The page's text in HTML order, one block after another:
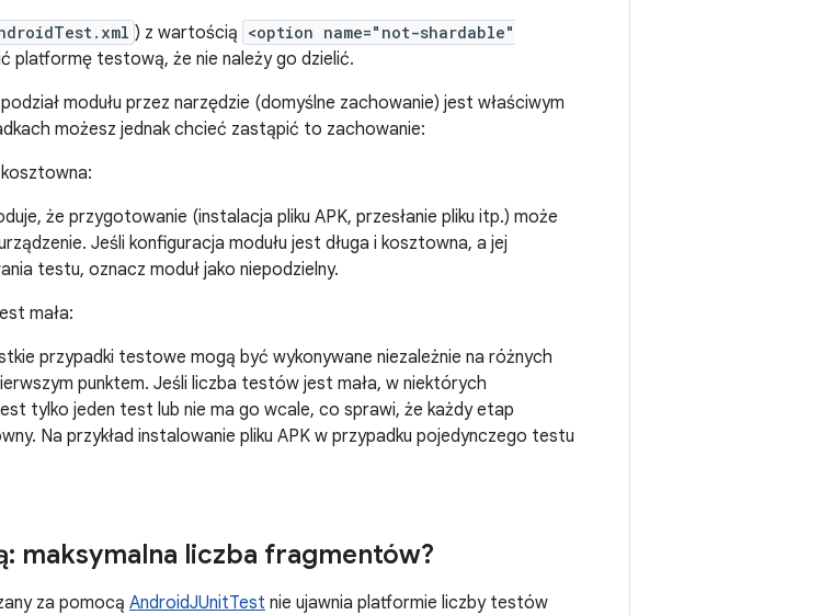
) z wartością <option name="not-shardable"
platformę testową, że nie należy go dzielić.
modułu przez narzędzie (domyślne zachowanie) jest właściwym
możesz jednak chcieć zastąpić to zachowanie:
że przygotowanie (instalacja pliku APK, przesłanie pliku itp.) może
Jeśli konfiguracja modułu jest długa i kosztowna, a jej
testu, oznacz moduł jako niepodzielny.
mała:
przypadki testowe mogą być wykonywane niezależnie na różnych
punktem. Jeśli liczba testów jest mała, w niektórych
tylko jeden test lub nie ma go wcale, co sprawi, że każdy etap
Na przykład instalowanie pliku APK w przypadku pojedynczego testu
maksymalna liczba fragmentów?
za pomocą AndroidJUnitTest nie ujawnia platformie liczby testów